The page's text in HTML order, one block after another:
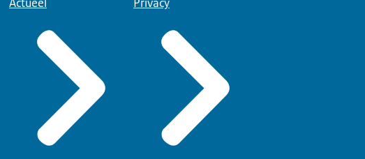
Actueel Privacy